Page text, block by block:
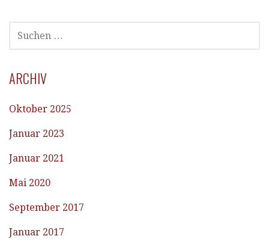
SUCHEN
NACH:
ARCHIV
Oktober 2025
Januar 2023
Januar 2021
Mai 2020
September 2017
Januar 2017